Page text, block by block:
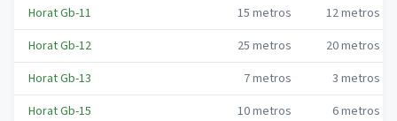
Horat Gb-11
15 metros 12metros
Horat Gb-12
25 metros 20metros
Horat Gb-13
7metros 3 metros
Horat Gb-15
10metros 6metros